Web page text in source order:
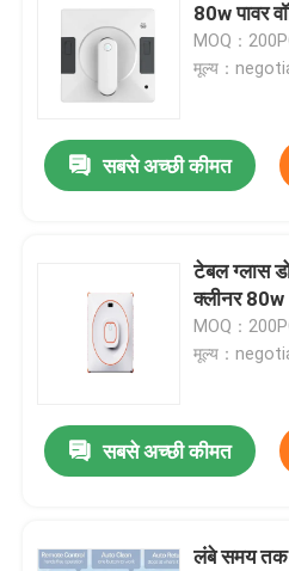
80w पावर
MOQ：
मूल्य：
सबसे अच्छी कीमत
टेबल ग्लास
क्लीनर 80w
MOQ：
मूल्य：
सबसे अच्छी कीमत
लंबे समय तक